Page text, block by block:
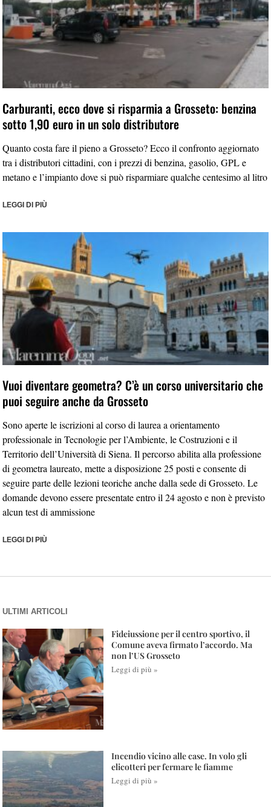
Carburanti, ecco dove si risparmia a Grosseto: benzina
sotto 1,90 euro in un solo distributore
Quanto costa fare il pieno a Grosseto? Ecco il confronto aggiornato
tra i distributori cittadini, con i prezzi di benzina, gasolio, GPL e
metano e l’impianto dove si può risparmiare qualche centesimo al litro
LEGGI DI PIÙ
Vuoi diventare geometra? C’è un corso universitario che
puoi seguire anche da Grosseto
Sono aperte le iscrizioni al corso di laurea a orientamento
professionale in Tecnologie per l’Ambiente, le Costruzioni e il
Territorio dell’Università di Siena. Il percorso abilita alla professione
di geometra laureato, mette a disposizione 25 posti e consente di
seguire parte delle lezioni teoriche anche dalla sede di Grosseto. Le
domande devono essere presentate entro il 24 agosto e non è previsto
alcun test di ammissione
LEGGI DI PIÙ
ULTIMI ARTICOLI
Fideiussione per il centro sportivo, il
Comune aveva firmato l’accordo. Ma
non l’US Grosseto
Leggi di più »
Incendio vicino alle case. In volo gli
elicotteri per fermare le fiamme
Leggi di più »